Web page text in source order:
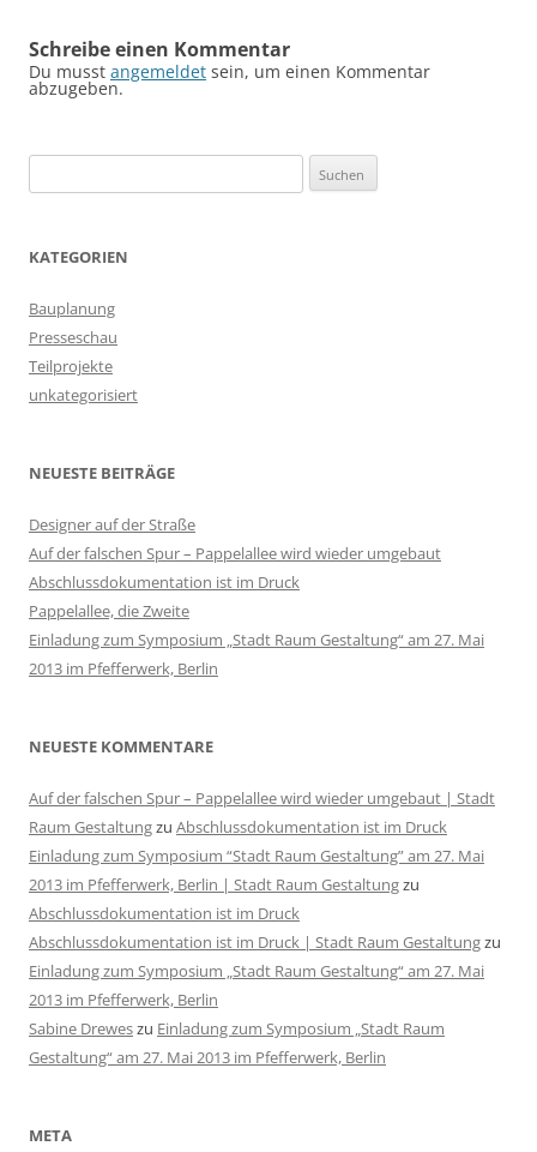
Schreibe einen Kommentar
Du musst angemeldet sein, um einen Kommentar
abzugeben.
nach:
KATEGORIEN
Bauplanung
Presseschau
Teilprojekte
unkategorisiert
NEUESTE BEITRÄGE
Designer auf der Straße
Auf der falschen Spur – Pappelallee wird wieder umgebaut
Abschlussdokumentation ist im Druck
Pappelallee, die Zweite
Einladung zum Symposium „Stadt Raum Gestaltung“ am 27. Mai
2013 im Pfefferwerk, Berlin
NEUESTE KOMMENTARE
Auf der falschen Spur – Pappelallee wird wieder umgebaut | Stadt
Raum Gestaltungzu Abschlussdokumentation ist im Druck
Einladung zum Symposium “Stadt Raum Gestaltung” am 27. Mai
2013 im Pfefferwerk, Berlin | Stadt Raum Gestaltungzu
Abschlussdokumentation ist im Druck
Abschlussdokumentation ist im Druck | Stadt Raum Gestaltungzu
Einladung zum Symposium „Stadt Raum Gestaltung“ am 27. Mai
2013 im Pfefferwerk, Berlin
Sabine Dreweszu Einladung zum Symposium „Stadt Raum
Gestaltung“ am 27. Mai 2013 im Pfefferwerk, Berlin
META